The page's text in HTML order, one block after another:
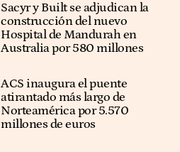
Sacyr y Built se adjudican la
construcción del nuevo
Hospital de Mandurah en
Australia por 580 millones
ACS inaugura el puente
atirantado más largo de
Norteamérica por 5.570
millones de euros